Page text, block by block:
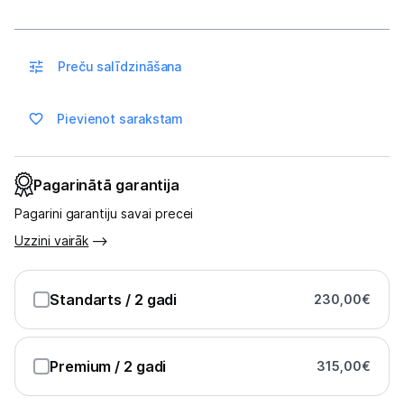
Uzņēmumiem
Tet pakalpojumi
Kontakti
Preču salīdzināšana
Pievienot sarakstam
Pagarinātā garantija
Pagarini garantiju savai precei
Uzzini vairāk
Standarts / 2 gadi 230,00€
Premium / 2 gadi 315,00€